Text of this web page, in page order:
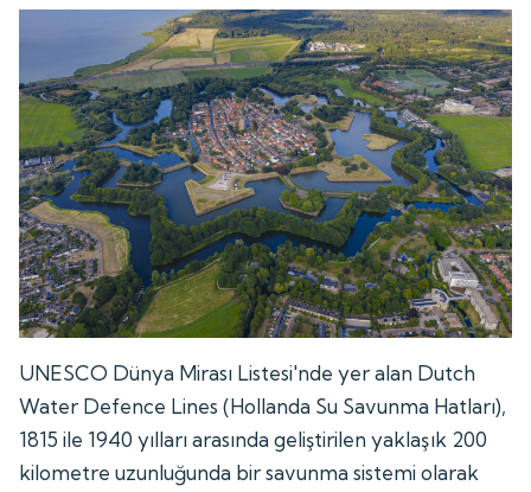
UNESCO Dünya Mirası Listesi'nde yer alan Dutch
Water Defence Lines (Hollanda Su Savunma Hatları),
1815 ile 1940 yılları arasında geliştirilen yaklaşık 200
kilometre uzunluğunda bir savunma sistemi olarak